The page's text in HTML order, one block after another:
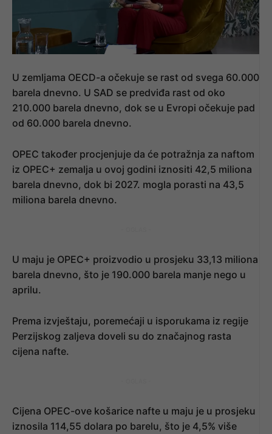
U zemljama OECD-a očekuje se rast od svega 60.000
barela dnevno. U SAD se predviđa rast od oko
210.000 barela dnevno, dok se u Evropi očekuje pad
od 60.000 barela dnevno.
OPEC također procjenjuje da će potražnja za naftom
iz OPEC+ zemalja u ovoj godini iznositi 42,5 miliona
barela dnevno, dok bi 2027. mogla porasti na 43,5
miliona barela dnevno.
U maju je OPEC+ proizvodio u prosjeku 33,13 miliona
barela dnevno, što je 190.000 barela manje nego u
aprilu.
Prema izvještaju, poremećaji u isporukama iz regije
Perzijskog zaljeva doveli su do značajnog rasta
cijena nafte.
Cijena OPEC-ove košarice nafte u maju je u prosjeku
iznosila 114,55 dolara po barelu, što je 4,5% više